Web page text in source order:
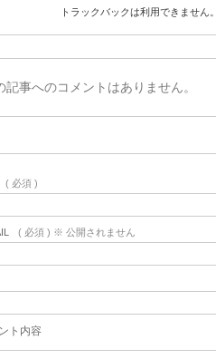
トラックバックは利用できません。
記事へのコメントはありません。
( 必須 )
( 必須 ) ※ 公開されません
ト内容